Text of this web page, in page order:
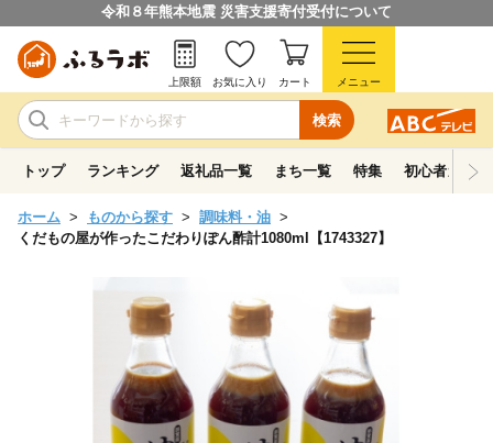
令和８年熊本地震 災害支援寄付受付について
検索
上限額 お気に入り カート メニュー
トップ ランキング 返礼品一覧 まち一覧 特集 初心者ガイド
ホーム ものから探す
調味料・油
くだもの屋が作ったこだわりぽん酢計1080ml【1743327】